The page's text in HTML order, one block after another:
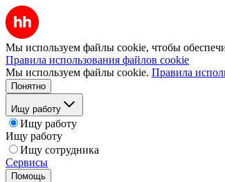
Мы используем файлы cookie, чтобы
Правила использования файлов cookie
Мы используем файлы cookie. Правила
Понятно
Ищу работу
Ищу работу
Ищу работу
Ищу сотрудника
Сервисы
Помощь